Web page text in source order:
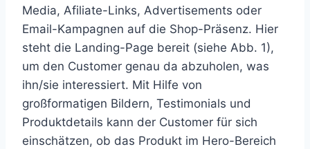
Media, Afiliate-Links, Advertisements oder
Email-Kampagnen auf die Shop-Präsenz. Hier
steht die Landing-Page bereit (siehe Abb. 1),
um den Customer genau da abzuholen, was
ihn/sie interessiert. Mit Hilfe von
großformatigen Bildern, Testimonials und
Produktdetails kann der Customer für sich
einschätzen, ob das Produkt im Hero-Bereich